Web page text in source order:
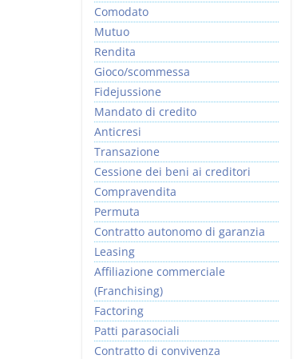
Comodato
Mutuo
Rendita
Gioco/scommessa
Fidejussione
Mandato di credito
Anticresi
Transazione
Cessione dei beni ai creditori
Compravendita
Permuta
Contratto autonomo di garanzia
Leasing
Affiliazione commerciale
(Franchising)
Factoring
Patti parasociali
Contratto di convivenza